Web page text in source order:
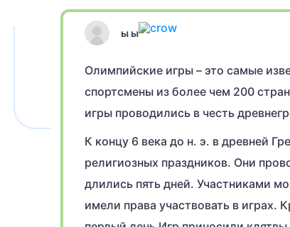
ы ы
Олимпийские игры – это самые
спортсмены из более чем 200
игры проводились в честь
К концу 6 века до н. э. в древней
религиозных праздников. Они
длились пять дней. Участниками
имели права участвовать в играх.